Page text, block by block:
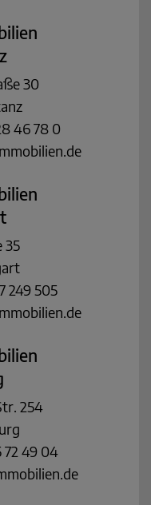
30
46 78 0
35
249 505
254
72 49 04